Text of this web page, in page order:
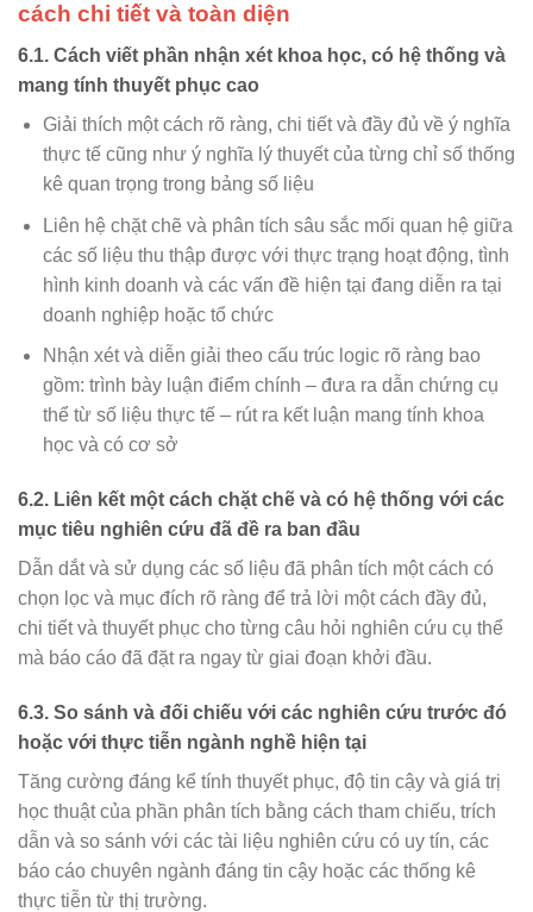
cách chi tiết và toàn diện
6.1. Cách viết phần nhận xét khoa học, có hệ thống và
mang tính thuyết phục cao
Giải thích một cách rõ ràng, chi tiết và đầy đủ về ý nghĩa
thực tế cũng như ý nghĩa lý thuyết của từng chỉ số thống
kê quan trọng trong bảng số liệu
Liên hệ chặt chẽ và phân tích sâu sắc mối quan hệ giữa
các số liệu thu thập được với thực trạng hoạt động, tình
hình kinh doanh và các vấn đề hiện tại đang diễn ra tại
doanh nghiệp hoặc tổ chức
Nhận xét và diễn giải theo cấu trúc logic rõ ràng bao
gồm: trình bày luận điểm chính – đưa ra dẫn chứng cụ
thể từ số liệu thực tế – rút ra kết luận mang tính khoa
học và có cơ sở
6.2. Liên kết một cách chặt chẽ và có hệ thống với các
mục tiêu nghiên cứu đã đề ra ban đầu
Dẫn dắt và sử dụng các số liệu đã phân tích một cách có
chọn lọc và mục đích rõ ràng để trả lời một cách đầy đủ,
chi tiết và thuyết phục cho từng câu hỏi nghiên cứu cụ thể
mà báo cáo đã đặt ra ngay từ giai đoạn khởi đầu.
6.3. So sánh và đối chiếu với các nghiên cứu trước đó
hoặc với thực tiễn ngành nghề hiện tại
Tăng cường đáng kể tính thuyết phục, độ tin cậy và giá trị
học thuật của phần phân tích bằng cách tham chiếu, trích
dẫn và so sánh với các tài liệu nghiên cứu có uy tín, các
báo cáo chuyên ngành đáng tin cậy hoặc các thống kê
thực tiễn từ thị trường.